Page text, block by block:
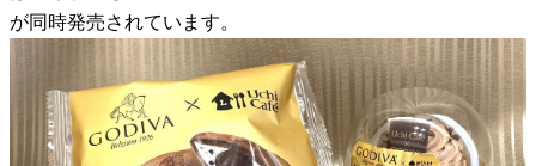
が同時発売されています。